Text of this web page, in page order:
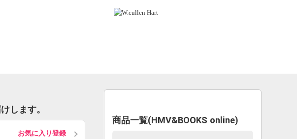
します。
お気に入り登録
商品一覧(HMV&BOOKS online)